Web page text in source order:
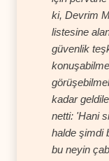
ki, Devrim
listesine
güvenlik
kadar
netti: 'Hani
halde şimdi
bu neyin